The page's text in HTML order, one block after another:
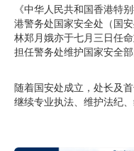
《中华人民共和国香港特
港警务处国家安全处（国
林郑月娥亦于七月三日任
担任警务处维护国家安全部
随着国安处成立，处长及
继续专业执法、维护法纪